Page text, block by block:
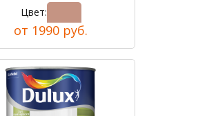
Цвет:
от 1990 руб.